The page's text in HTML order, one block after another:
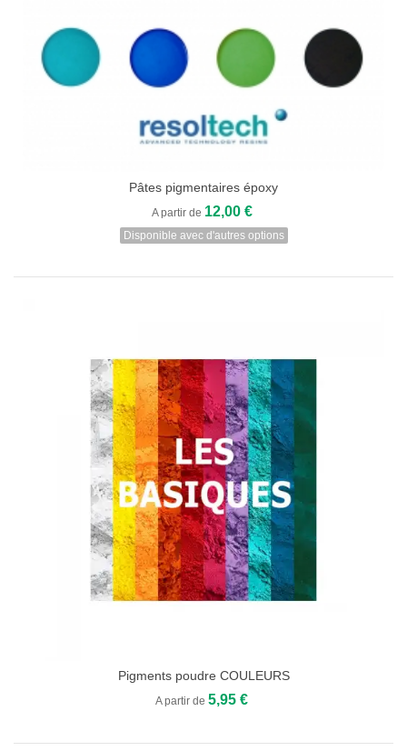
Pâtes pigmentaires époxy
A partir de 12,00 €
Disponible avec d'autres options
Pigments poudre COULEURS
A partir de 5,95 €